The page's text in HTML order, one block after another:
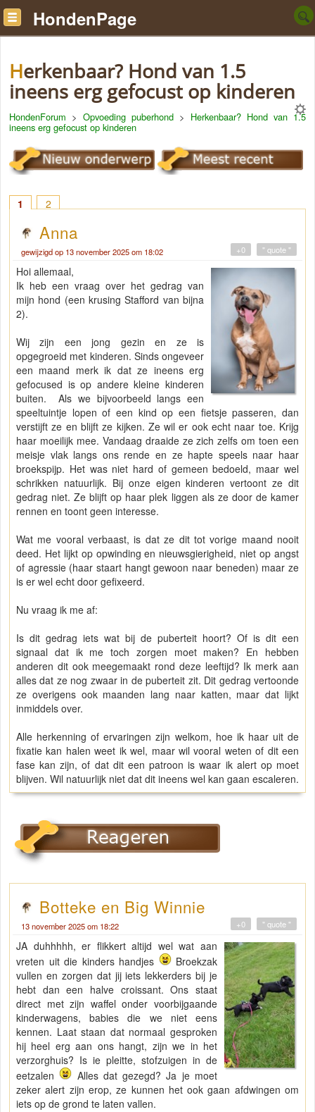
HondenPage
Herkenbaar? Hond van 1.5
ineens erg gefocust op kinderen
HondenForum > Opvoeding puberhond > Herkenbaar? Hond van 1.5
ineens erg gefocust op kinderen
1 2
Anna
gewijzigd op 13 november 2025 om 18:02 " quote "
+0
Hoi allemaal,
Ik heb een vraag over het gedrag van
mijn hond (een krusing Stafford van bijna
2).
Wij zijn een jong gezin en ze is
opgegroeid met kinderen. Sinds ongeveer
een maand merk ik dat ze ineens erg
gefocused is op andere kleine kinderen
buiten. Als we bijvoorbeeld langs een
speeltuintje lopen of een kind op een fietsje passeren, dan
verstijft ze en blijft ze kijken. Ze wil er ook echt naar toe. Krijg
haar moeilijk mee. Vandaag draaide ze zich zelfs om toen een
meisje vlak langs ons rende en ze hapte speels naar haar
broekspijp. Het was niet hard of gemeen bedoeld, maar wel
schrikken natuurlijk. Bij onze eigen kinderen vertoont ze dit
gedrag niet. Ze blijft op haar plek liggen als ze door de kamer
rennen en toont geen interesse.
Wat me vooral verbaast, is dat ze dit tot vorige maand nooit
deed. Het lijkt op opwinding en nieuwsgierigheid, niet op angst
of agressie (haar staart hangt gewoon naar beneden) maar ze
is er wel echt door gefixeerd.
Nu vraag ik me af:
Is dit gedrag iets wat bij de puberteit hoort? Of is dit een
signaal dat ik me toch zorgen moet maken? En hebben
anderen dit ook meegemaakt rond deze leeftijd? Ik merk aan
alles dat ze nog zwaar in de puberteit zit. Dit gedrag vertoonde
ze overigens ook maanden lang naar katten, maar dat lijkt
inmiddels over.
Alle herkenning of ervaringen zijn welkom, hoe ik haar uit de
fixatie kan halen weet ik wel, maar wil vooral weten of dit een
fase kan zijn, of dat dit een patroon is waar ik alert op moet
blijven. Wil natuurlijk niet dat dit ineens wel kan gaan escaleren.
Botteke en Big Winnie
13 november 2025 om 18:22 " quote "
+0
JA duhhhhh, er flikkert altijd wel wat aan
vreten uit die kinders handjes
Broekzak
vullen en zorgen dat jij iets lekkerders bij je
hebt dan een halve croissant. Ons staat
direct met zijn waffel onder voorbijgaande
kinderwagens, babies die we niet eens
kennen. Laat staan dat normaal gesproken
hij heel erg aan ons hangt, zijn we in het
verzorghuis? Is ie pleitte, stofzuigen in de
eetzalen
Alles dat gezegd? Ja je moet
zeker alert zijn erop, ze kunnen het ook gaan afdwingen om
iets op de grond te laten vallen.